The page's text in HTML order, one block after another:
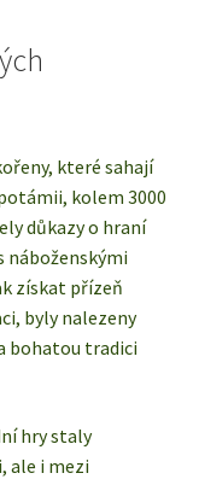
které sahají
kolem 3000
důkazy o hraní
náboženskými
získat přízeň
byly nalezeny
bohatou tradici
hry staly
ale i mezi